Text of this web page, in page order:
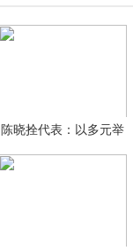
陈晓拴代表：以多元举
措优